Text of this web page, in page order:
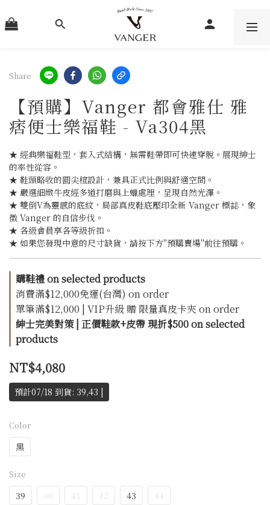
Share
【預購】Vanger 都會雅仕 雅
痞便士樂福鞋 - Va304黑
★ 經典樂福鞋型，套入式結構，無需鞋帶即可快速穿脫。展現紳士
的率性從容。
★ 鞋頭略收的圓尖楦設計，兼具正式比例與舒適空間。
★ 嚴選細緻牛皮經多道打磨與上蠟處理，呈現自然光澤。
★ 雙倒V為靈感的底紋，局部真皮鞋底壓印全新 Vanger 標誌，象
徵 Vanger 的自信步伐。
★ 各級會員享各等級折扣。
★ 如果您發現中意的尺寸缺貨，請按下方"預購賣場"前往預購。
購鞋禮 on selected products
消費滿$12,000免運(台灣) on order
單筆滿$12,000 | VIP升級 贈 限量真皮卡夾 on order
紳士完美對策 | 正價鞋款+皮帶 現折$500 on selected
products
NT$4,080
預計07/18 到貨: 39,43 |
Color
黑
Size
39 40 41 42 43 44